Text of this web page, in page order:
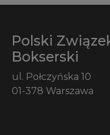
Polski
Bokserski
ul. Połczyńska 10
01-378 Warszawa